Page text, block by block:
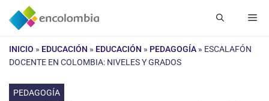
Saltar
INICIO » EDUCACIÓN » EDUCACIÓN » PEDAGOGÍA » ESCALAFÓN
DOCENTE EN COLOMBIA: NIVELES Y GRADOS
PEDAGOGÍA